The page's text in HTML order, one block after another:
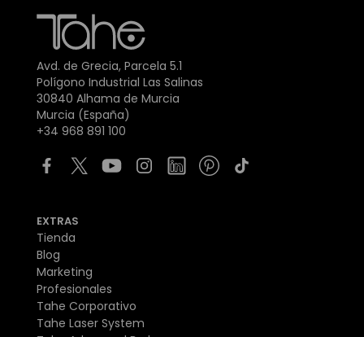
Avd. de Grecia, Parcela 5.1
Polígono Industrial Las Salinas
30840 Alhama de Murcia
Murcia (España)
+34 968 891 100
EXTRAS
Tienda
Blog
Marketing
Profesionales
Tahe Corporativo
Tahe Laser System